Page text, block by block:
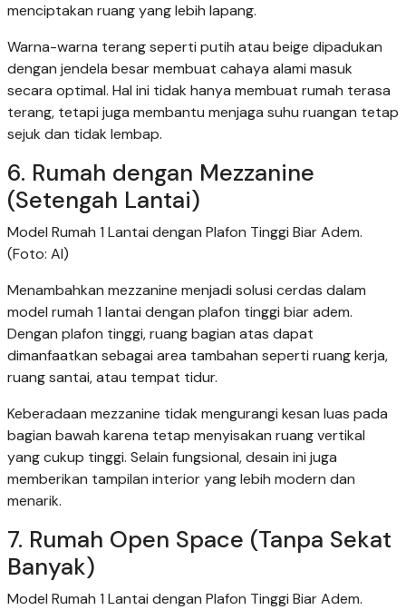
menciptakan ruang yang lebih lapang.
Warna-warna terang seperti putih atau beige dipadukan
dengan jendela besar membuat cahaya alami masuk
secara optimal. Hal ini tidak hanya membuat rumah terasa
terang, tetapi juga membantu menjaga suhu ruangan tetap
sejuk dan tidak lembap.
6. Rumah dengan Mezzanine
(Setengah Lantai)
Model Rumah 1 Lantai dengan Plafon Tinggi Biar Adem.
(Foto: AI)
Menambahkan mezzanine menjadi solusi cerdas dalam
model rumah 1 lantai dengan plafon tinggi biar adem.
Dengan plafon tinggi, ruang bagian atas dapat
dimanfaatkan sebagai area tambahan seperti ruang kerja,
ruang santai, atau tempat tidur.
Keberadaan mezzanine tidak mengurangi kesan luas pada
bagian bawah karena tetap menyisakan ruang vertikal
yang cukup tinggi. Selain fungsional, desain ini juga
memberikan tampilan interior yang lebih modern dan
menarik.
7. Rumah Open Space (Tanpa Sekat
Banyak)
Model Rumah 1 Lantai dengan Plafon Tinggi Biar Adem.